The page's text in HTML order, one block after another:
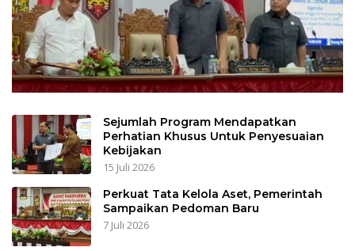
Sejumlah Program Mendapatkan
Perhatian Khusus Untuk Penyesuaian
Kebijakan
15 Juli 2026
Perkuat Tata Kelola Aset, Pemerintah
Sampaikan Pedoman Baru
7 Juli 2026